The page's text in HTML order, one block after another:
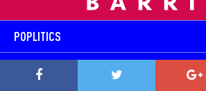
POPLITICS
NEWS